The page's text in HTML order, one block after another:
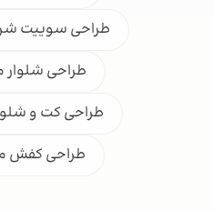
طراحی سوییت
طراحی شلوار
طراحی کت و
طراحی کفش